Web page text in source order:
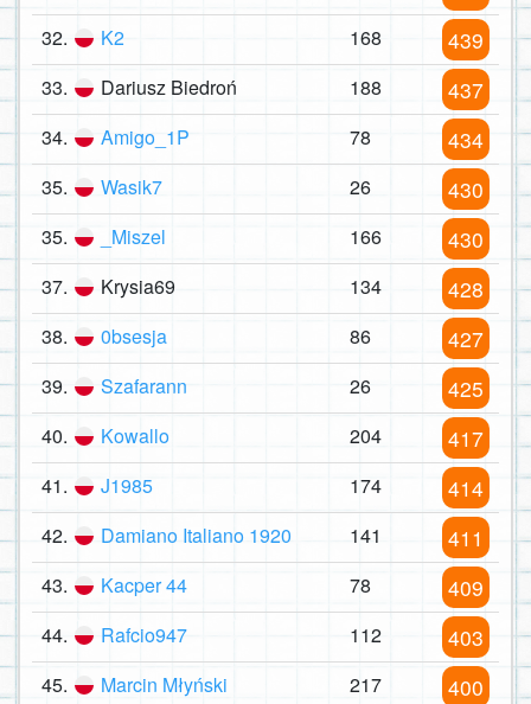
32. K2 168 439
33. Dariusz Biedroń 188 437
34. Amigo_1P 78 434
35. Wasik7 26 430
35. _Miszel 166 430
37. Krysia69 134 428
38. 0bsesja 86 427
39. Szafarann 26 425
40. Kowallo 204 417
41. J1985 174 414
42. Damiano Italiano 1920 141 411
43. Kacper 44 78 409
44. Rafcio947 112 403
45. Marcin Młyński 217 400